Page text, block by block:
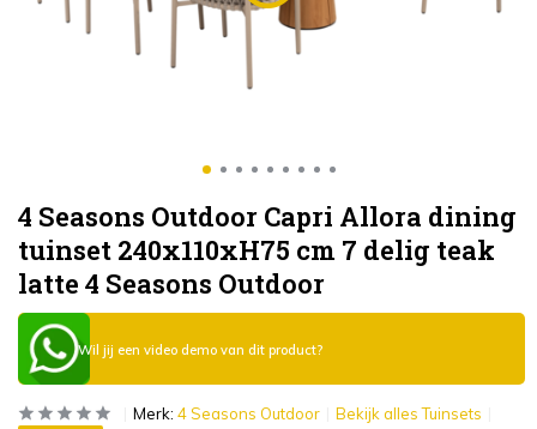
4 Seasons Outdoor Capri Allora dining
tuinset 240x110xH75 cm 7 delig teak
latte 4 Seasons Outdoor
Wil jij een video demo van dit product?
Merk: 4 Seasons Outdoor Bekijk alles Tuinsets